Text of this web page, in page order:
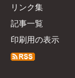
リンク集
記事一覧
印刷用の表示